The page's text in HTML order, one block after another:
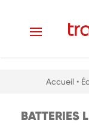
Accueil •
BATTERIES